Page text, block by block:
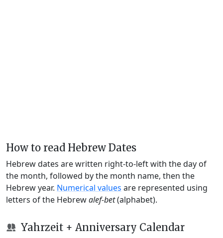
How to read Hebrew Dates
Hebrew dates are written right-to-left with the day of
the month, followed by the month name, then the
Hebrew year. Numerical values are represented using
letters of the Hebrewalef-bet(alphabet).
Yahrzeit + Anniversary Calendar